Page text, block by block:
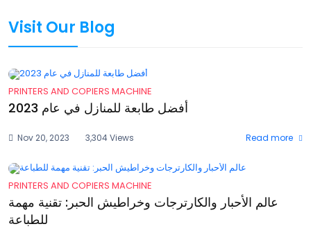
Visit Our Blog
PRINTERS AND COPIERS MACHINE
أفضل طابعة للمنازل في عام 2023
Nov 20, 2023 3,304 Views Read more
PRINTERS AND COPIERS MACHINE
عالم الأحبار والكارترجات وخراطيش الحبر: تقنية مهمة
للطباعة